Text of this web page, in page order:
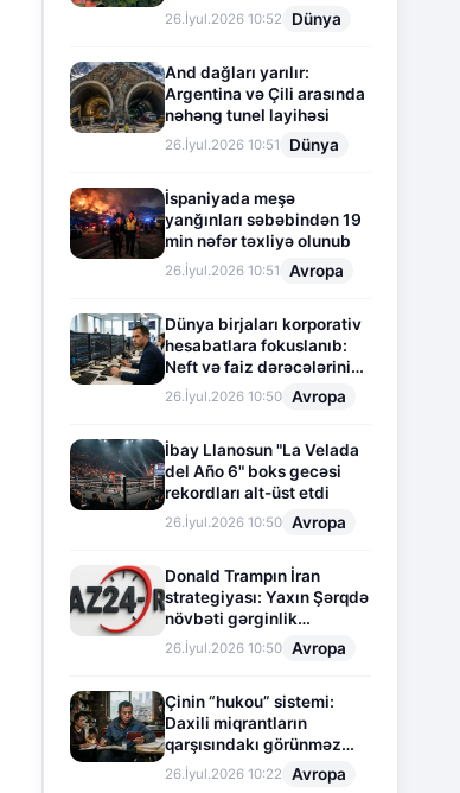
26.İyul.2026 10:52 Dünya
And dağları yarılır:
Argentina və Çili arasında
nəhəng tunel layihəsi
26.İyul.2026 10:51 Dünya
İspaniyada meşə
yanğınları səbəbindən 19
min nəfər təxliyə olunub
26.İyul.2026 10:51 Avropa
Dünya birjaları korporativ
hesabatlara fokuslanıb:
Neft və faiz dərəcələrinin
təsiri altında cari vəziyyət
26.İyul.2026 10:50 Avropa
İbay Llanosun "La Velada
del Año 6" boks gecəsi
rekordları alt-üst etdi
26.İyul.2026 10:50 Avropa
Donald Trampın İran
strategiyası: Yaxın Şərqdə
növbəti gərginlik
mərhələsi
26.İyul.2026 10:50 Avropa
Çinin “hukou” sistemi:
Daxili miqrantların
qarşısındakı görünməz
sədd
26.İyul.2026 10:22 Avropa